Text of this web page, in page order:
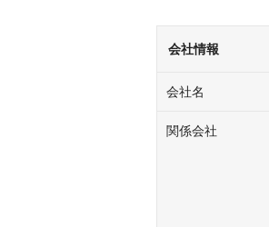
会社情報
会社名
関係会社